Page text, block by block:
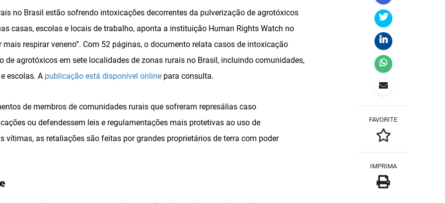
no Brasil estão sofrendo intoxicações decorrentes da pulverização de agrotóxicos
casas, escolas e locais de trabalho, aponta a instituição Human Rights Watch no
mais respirar veneno”. Com 52 páginas, o documento relata casos de intoxicação
de agrotóxicos em sete localidades de zonas rurais no Brasil, incluindo comunidades,
escolas. A publicação está disponível online para consulta.
de membros de comunidades rurais que sofreram represálias caso
ou defendessem leis e regulamentações mais protetivas ao uso de
vítimas, as retaliações são feitas por grandes proprietários de terra com poder
FAVORITE
IMPRIMA